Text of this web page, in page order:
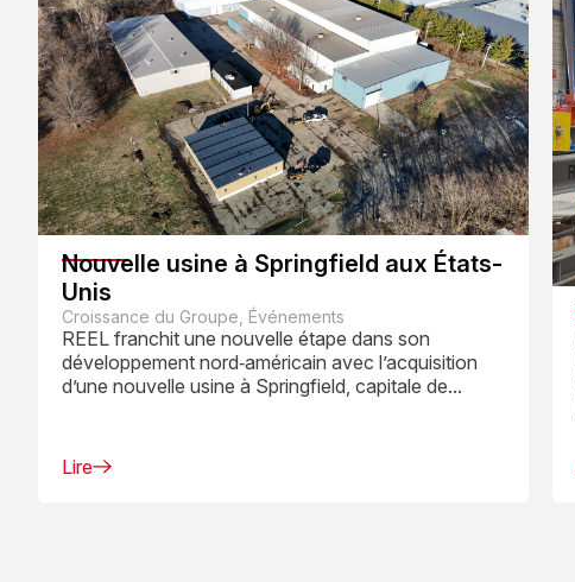
Nouvelle usine à Springfield aux États-
Unis
Croissance du Groupe, Événements
REEL franchit une nouvelle étape dans son
développement nord‑américain avec l’acquisition
d’une nouvelle usine à Springfield, capitale de...
Lire